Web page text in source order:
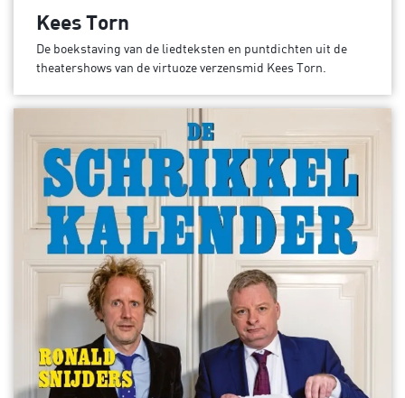
Kees Torn
De boekstaving van de liedteksten en puntdichten uit de
theatershows van de virtuoze verzensmid Kees Torn.